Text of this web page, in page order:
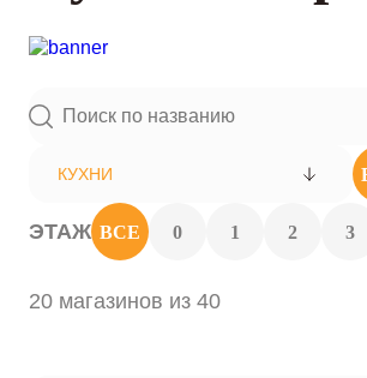
КУХНИ
ЭТАЖ ВСЕ 0 1 2 3
20 магазинов из 40